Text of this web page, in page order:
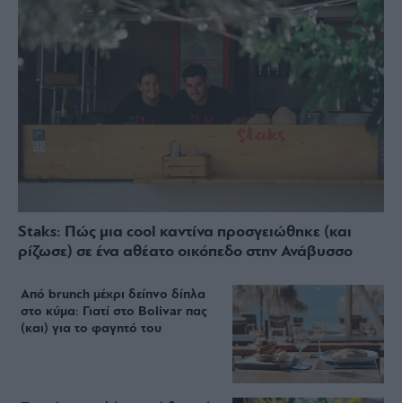
Staks: Πώς μια cool καντίνα προσγειώθηκε (και
ρίζωσε) σε ένα αθέατο οικόπεδο στην Ανάβυσσο
Από brunch μέχρι δείπνο δίπλα
στο κύμα: Γιατί στο Bolivar πας
(και) για το φαγητό του